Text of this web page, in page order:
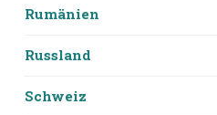
Rumänien
Russland
Schweiz